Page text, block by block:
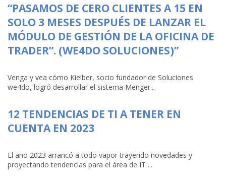
“PASAMOS DE CERO CLIENTES A 15 EN
SOLO 3 MESES DESPUÉS DE LANZAR EL
MÓDULO DE GESTIÓN DE LA OFICINA DE
TRADER”. (WE4DO SOLUCIONES)”
Venga y vea cómo Kielber, socio fundador de Soluciones
we4do, logró desarrollar el sistema Menger...
12 TENDENCIAS DE TI A TENER EN
CUENTA EN 2023
El año 2023 arrancó a todo vapor trayendo novedades y
proyectando tendencias para el área de IT ...